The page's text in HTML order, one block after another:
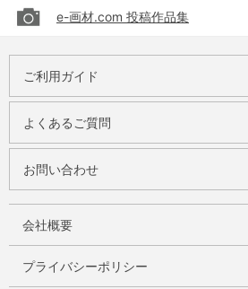
e-画材.com 投稿作品集
ご利用ガイド
よくあるご質問
お問い合わせ
会社概要
プライバシーポリシー